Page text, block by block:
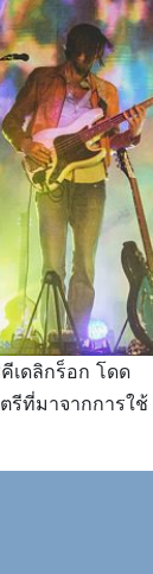
เดลิกร็อก โดด
รีที่มาจากการใช้